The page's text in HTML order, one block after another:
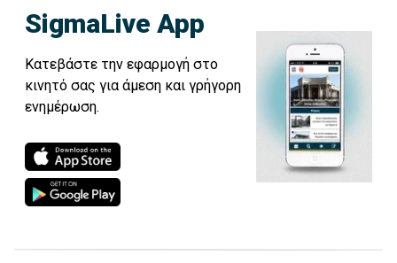
SigmaLive App
Κατεβάστε την εφαρμογή στο
κινητό σας για άμεση και γρήγορη
ενημέρωση.